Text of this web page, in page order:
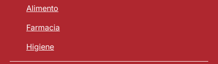
Alimento
Farmacia
Higiene